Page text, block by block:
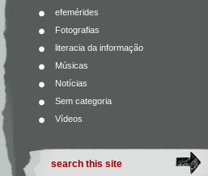
efemérides
Fotografias
literacia da informação
Músicas
Notícias
Sem categoria
Vídeos